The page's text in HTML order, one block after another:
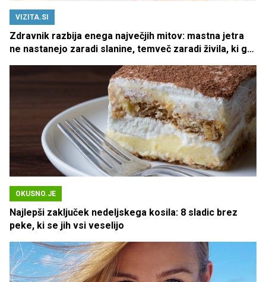
VIZITA.SI
Zdravnik razbija enega največjih mitov: mastna jetra
ne nastanejo zaradi slanine, temveč zaradi živila, ki ga
OKUSNO.JE
Najlepši zaključek nedeljskega kosila: 8 sladic brez
peke, ki se jih vsi veselijo